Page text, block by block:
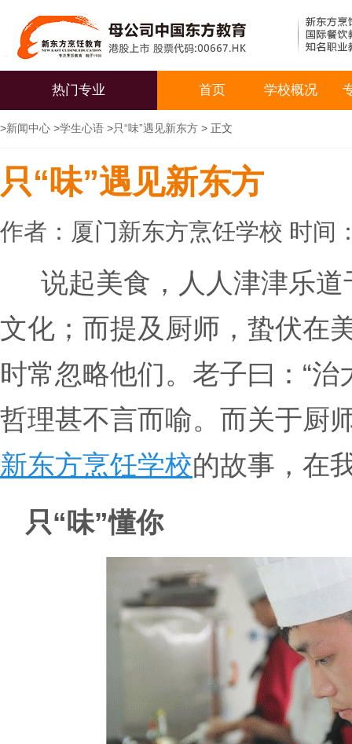
热门专业 首页 学校概况
>新闻中心 >学生心语 >只“味”遇见新东方 > 正文
只“味”遇见新东方
作者：厦门新东方烹饪学校 时间
说起美食，人人津津乐
文化；而提及厨师，蛰伏在
时常忽略他们。老子曰：“
哲理甚不言而喻。而关于厨
新东方烹饪学校的故事，在
只“味”懂你